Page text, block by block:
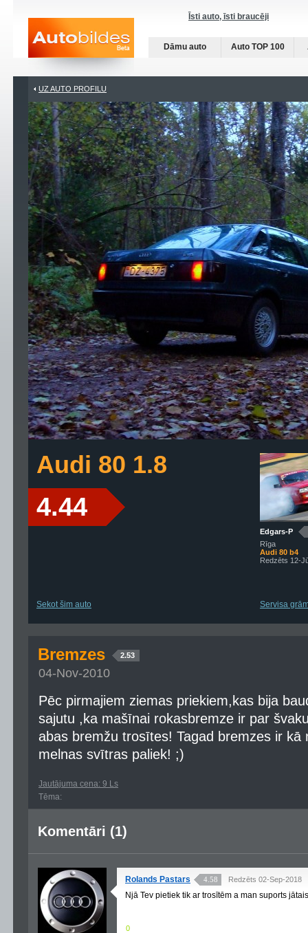
Īsti auto, īsti braucēji
Dāmu auto Auto TOP 100
UZ AUTO PROFILU
Audi 80 1.8
4.44
Sekot šim auto
Edgars-P
Rīga
Audi 80 b4
Redzēts 12-
Servisa
Bremzes 2.53
04-Nov-2010
Pēc pirmajiem ziemas priekiem,kas bija
sajutu ,ka mašīnai rokasbremze ir par
abas bremžu trosītes! Tagad bremzes ir kā
melnas svītras paliek! ;)
Jautājuma cena: 9 Ls
Tēma:
Komentāri (1)
Rolands Pastars 4.58 Redzēts 02-Sep-2018
Njā Tev pietiek tik ar trosītēm a man suports
0